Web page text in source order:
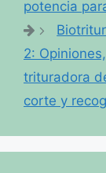
potencia
2:
trituradora
corte y